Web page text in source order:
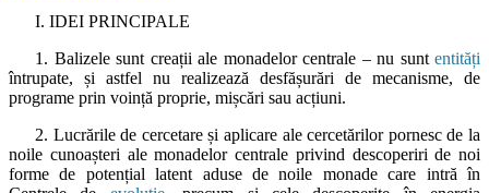
I. IDEI PRINCIPALE
1. Balizele sunt creații ale monadelor centrale – nu sunt entități
întrupate, și astfel nu realizează desfășurări de mecanisme, de
programe prin voință proprie, mișcări sau acțiuni.
2. Lucrările de cercetare și aplicare ale cercetărilor pornesc de la
noile cunoașteri ale monadelor centrale privind descoperiri de noi
forme de potențial latent aduse de noile monade care intră în